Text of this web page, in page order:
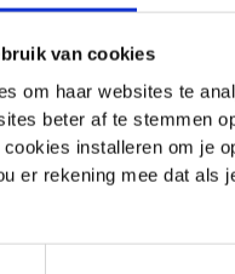
van cookies
om haar websites te
beter af te stemmen
installeren om je
er rekening mee dat als
we vast dat een
gedelegeerd aan de
bijkomende
betreft enkel een
naar de